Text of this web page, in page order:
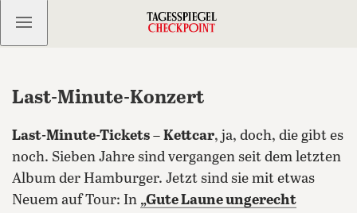
Kostenlos anmelden
Last-Minute-Konzert
Last-Minute-Tickets – Kettcar, ja, doch, die gibt es
noch. Sieben Jahre sind vergangen seit dem letzten
Album der Hamburger. Jetzt sind sie mit etwas
Neuem auf Tour: In „Gute Laune ungerecht